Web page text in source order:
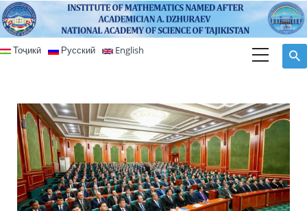
Skip to main content
Тоҷикӣ Русский English